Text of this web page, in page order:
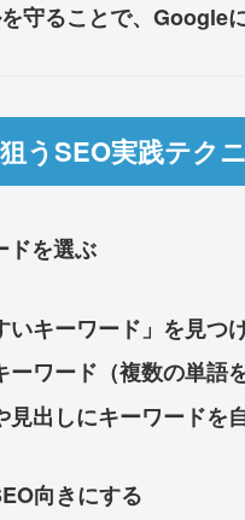
守ることで、Google
うSEO実践テク
ドを選ぶ
いキーワード」を見
ーワード（複数の単語
見出しにキーワードを
向きにする